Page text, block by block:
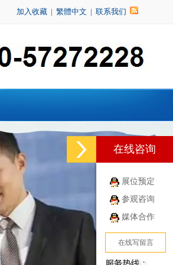
加入收藏 | 繁體中文 | 联系我们
在线咨询
展位预定
参观咨询
媒体合作
在线写留言